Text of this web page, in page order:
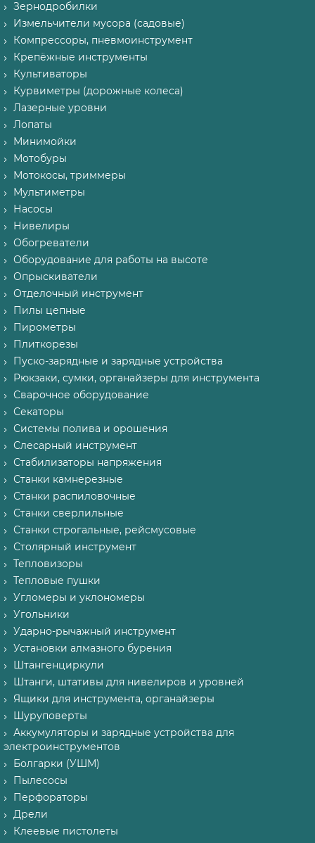
Зернодробилки
Измельчители мусора (садовые)
Компрессоры, пневмоинструмент
Крепёжные инструменты
Культиваторы
Курвиметры (дорожные колеса)
Лазерные уровни
Лопаты
Минимойки
Мотобуры
Мотокосы, триммеры
Мультиметры
Насосы
Нивелиры
Обогреватели
Оборудование для работы на высоте
Опрыскиватели
Отделочный инструмент
Пилы цепные
Пирометры
Плиткорезы
Пуско-зарядные и зарядные устройства
Рюкзаки, сумки, органайзеры для инструмента
Сварочное оборудование
Секаторы
Системы полива и орошения
Слесарный инструмент
Стабилизаторы напряжения
Станки камнерезные
Станки распиловочные
Станки сверлильные
Станки строгальные, рейсмусовые
Столярный инструмент
Тепловизоры
Тепловые пушки
Угломеры и уклономеры
Угольники
Ударно-рычажный инструмент
Установки алмазного бурения
Штангенциркули
Штанги, штативы для нивелиров и уровней
Ящики для инструмента, органайзеры
Шуруповерты
Аккумуляторы и зарядные устройства для
электроинструментов
Болгарки (УШМ)
Пылесосы
Перфораторы
Дрели
Клеевые пистолеты